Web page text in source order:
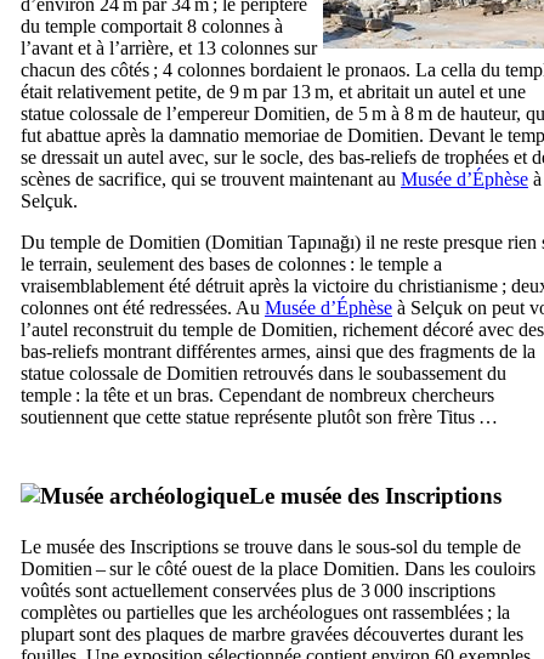
du temple comportait 8 colonnes à
l’avant et à l’arrière, et 13 colonnes sur
chacun des côtés ; 4 colonnes bordaient le pronaos. La cella du
était relativement petite, de 9 m par 13 m, et abritait un autel et une
statue colossale de l’empereur Domitien, de 5 m à 8 m de hauteur,
fut abattue après la damnatio memoriae de Domitien. Devant le
se dressait un autel avec, sur le socle, des bas-reliefs de trophées et
scènes de sacrifice, qui se trouvent maintenant au Musée d’Éphèse à
Selçuk.
Du temple de Domitien (Domitian Tapınağı) il ne reste presque rien
le terrain, seulement des bases de colonnes : le temple a
vraisemblablement été détruit après la victoire du christianisme ;
colonnes ont été redressées. Au Musée d’Éphèse à Selçuk on peut
l’autel reconstruit du temple de Domitien, richement décoré avec des
bas-reliefs montrant différentes armes, ainsi que des fragments de la
statue colossale de Domitien retrouvés dans le soubassement du
temple : la tête et un bras. Cependant de nombreux chercheurs
soutiennent que cette statue représente plutôt son frère Titus …
Le musée des Inscriptions
Le musée des Inscriptions se trouve dans le sous-sol du temple de
Domitien – sur le côté ouest de la place Domitien. Dans les couloirs
voûtés sont actuellement conservées plus de 3 000 inscriptions
complètes ou partielles que les archéologues ont rassemblées ; la
plupart sont des plaques de marbre gravées découvertes durant les